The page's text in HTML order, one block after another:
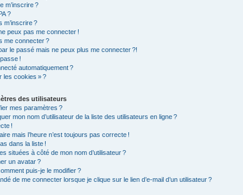
m’inscrire ?
?
m’inscrire ?
peux pas me connecter !
me connecter ?
le passé mais ne peux plus me connecter ?!
!
automatiquement ?
les cookies » ?
des utilisateurs
mes paramètres ?
mon nom d’utilisateur de la liste des utilisateurs en ligne ?
!
mais l’heure n’est toujours pas correcte !
dans la liste !
situées à côté de mon nom d’utilisateur ?
un avatar ?
puis-je le modifier ?
de me connecter lorsque je clique sur le lien d’e-mail d’un utilisateur ?